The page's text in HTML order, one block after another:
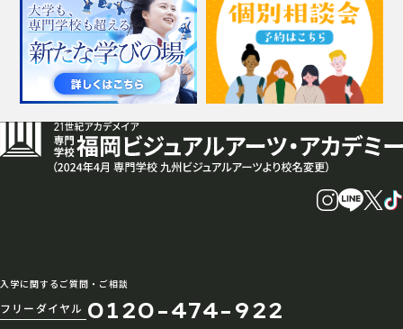
入学に関するご質問・ご相談
フリーダイヤル 0120-474-922